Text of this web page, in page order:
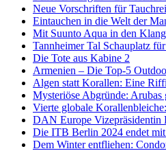
Neue Vorschriften für
Eintauchen in die Welt der
Mit Suunto Aqua in den
Tannheimer Tal Schauplatz
Die Tote aus Kabine 2
Armenien – Die Top-5
Algen statt Korallen: Eine
Mysteriöse Abgründe:
Vierte globale
DAN Europe Vizepräsidentin
Die ITB Berlin 2024 endet
Dem Winter entfliehen: